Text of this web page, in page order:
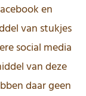
en
van stukjes
social media
van deze
daar geen